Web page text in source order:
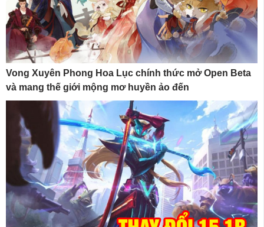
Vong Xuyên Phong Hoa Lục chính thức mở Open Beta
và mang thế giới mộng mơ huyền ảo đến